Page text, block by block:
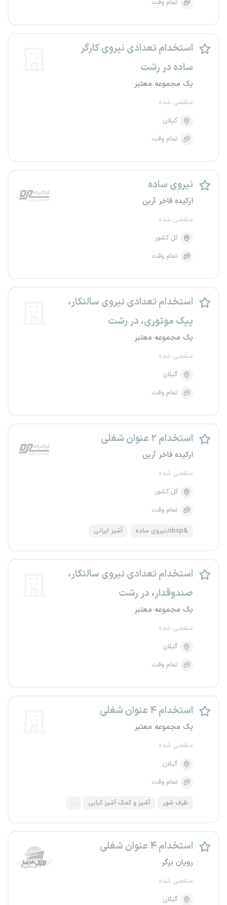
تمام وقت
استخدام تعدادی نیروی کارگر
ساده در رشت
یک مجموعه معتبر
منقضی شده
گیلان
تمام وقت
نیروی ساده
ارکیده فاخر آرین
منقضی شده
کل کشور
تمام وقت
استخدام تعدادی نیروی سالنکار،
پیک موتوری، در رشت
یک مجموعه معتبر
منقضی شده
گیلان
تمام وقت
استخدام ۲ عنوان شغلی
ارکیده فاخر آرین
منقضی شده
کل کشور
تمام وقت
&nbsp;نیروی ساده آشپز ایرانی
استخدام تعدادی نیروی سالنکار،
صندوقدار، در رشت
یک مجموعه معتبر
منقضی شده
گیلان
تمام وقت
استخدام ۴ عنوان شغلی
یک مجموعه معتبر
منقضی شده
گیلان
تمام وقت
ظرف شور آشپز و کمک آشپز کبابی ...
استخدام ۴ عنوان شغلی
رویان برگر
منقضی شده
گیلان